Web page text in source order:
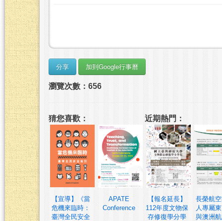
瀏覽次數：656
猜您喜歡：
【宣導】《當
危機來臨時：
臺灣全民安全
APATE
Conference
近期熱門：
【報名延長】
112年度文物保
存修復學分學
長榮航
人專屬
與澳洲